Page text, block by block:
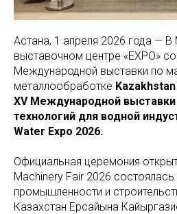
Астана, 1 апреля 2026 года —
выставочном центре «EXPO»
Международной выставки по
металлообработке
XV Международной
технологий для водной
Water Expo 2026.
Официальная церемония
Machinery Fair 2026
промышленности и
Казахстан Ерсайына